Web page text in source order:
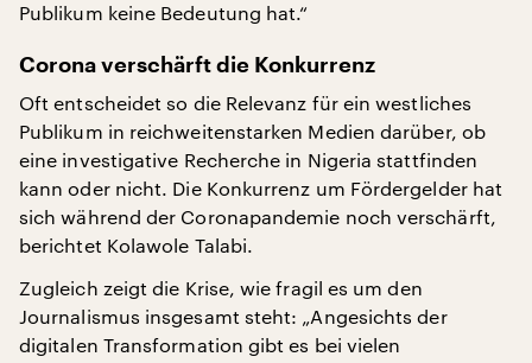
Publikum keine Bedeutung hat.“
Corona verschärft die Konkurrenz
Oft entscheidet so die Relevanz für ein westliches
Publikum in reichweitenstarken Medien darüber, ob
eine investigative Recherche in Nigeria stattfinden
kann oder nicht. Die Konkurrenz um Fördergelder hat
sich während der Coronapandemie noch verschärft,
berichtet Kolawole Talabi.
Zugleich zeigt die Krise, wie fragil es um den
Journalismus insgesamt steht: „Angesichts der
digitalen Transformation gibt es bei vielen